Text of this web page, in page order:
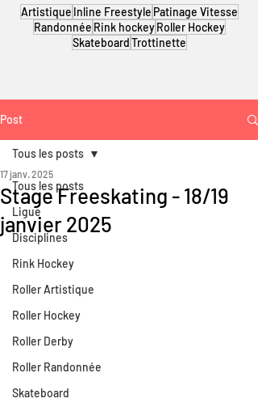
Artistique Inline Freestyle Patinage Vitesse
Randonnée Rink hockey Roller Hockey
SkateboardTrottinette
Post
Tous les posts
Ligue
Disciplines
Rink Hockey
Roller Artistique
Roller Hockey
Roller Derby
Roller Randonnée
Skateboard
Tous les posts
Stage Freeskating - 18/19
janvier 2025
17 janv. 2025